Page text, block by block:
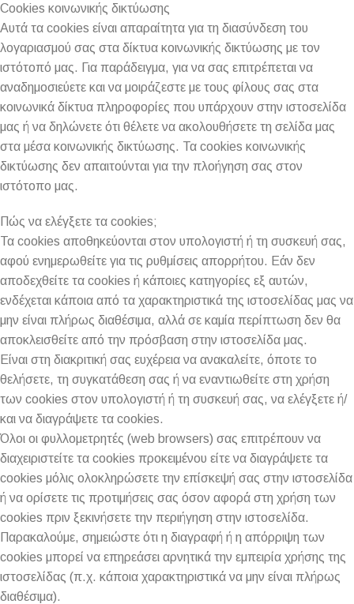
Cookies κοινωνικής δικτύωσης
Αυτά τα cookies είναι απαραίτητα για τη διασύνδεση του
λογαριασμού σας στα δίκτυα κοινωνικής δικτύωσης με τον
ιστότοπό μας. Για παράδειγμα, για να σας επιτρέπεται να
αναδημοσιεύετε και να μοιράζεστε με τους φίλους σας στα
κοινωνικά δίκτυα πληροφορίες που υπάρχουν στην ιστοσελίδα
μας ή να δηλώνετε ότι θέλετε να ακολουθήσετε τη σελίδα μας
στα μέσα κοινωνικής δικτύωσης. Τα cookies κοινωνικής
δικτύωσης δεν απαιτούνται για την πλοήγηση σας στον
ιστότοπο μας.
Πώς να ελέγξετε τα cookies;
Τα cookies αποθηκεύονται στον υπολογιστή ή τη συσκευή σας,
αφού ενημερωθείτε για τις ρυθμίσεις απορρήτου. Εάν δεν
αποδεχθείτε τα cookies ή κάποιες κατηγορίες εξ αυτών,
ενδέχεται κάποια από τα χαρακτηριστικά της ιστοσελίδας μας να
μην είναι πλήρως διαθέσιμα, αλλά σε καμία περίπτωση δεν θα
αποκλεισθείτε από την πρόσβαση στην ιστοσελίδα μας.
Είναι στη διακριτική σας ευχέρεια να ανακαλείτε, όποτε το
θελήσετε, τη συγκατάθεση σας ή να εναντιωθείτε στη χρήση
των cookies στον υπολογιστή ή τη συσκευή σας, να ελέγξετε ή/
και να διαγράψετε τα cookies.
Όλοι οι φυλλομετρητές (web browsers) σας επιτρέπουν να
διαχειριστείτε τα cookies προκειμένου είτε να διαγράψετε τα
cookies μόλις ολοκληρώσετε την επίσκεψή σας στην ιστοσελίδα
ή να ορίσετε τις προτιμήσεις σας όσον αφορά στη χρήση των
cookies πριν ξεκινήσετε την περιήγηση στην ιστοσελίδα.
Παρακαλούμε, σημειώστε ότι η διαγραφή ή η απόρριψη των
cookies μπορεί να επηρεάσει αρνητικά την εμπειρία χρήσης της
ιστοσελίδας (π.χ. κάποια χαρακτηριστικά να μην είναι πλήρως
διαθέσιμα).